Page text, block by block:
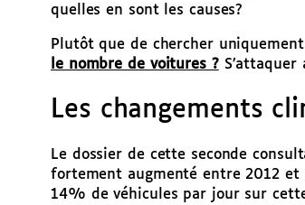
quelles en sont les causes?
Plutôt que de chercher
le nombre de voitures ?S’attaquer
Les changements
Le dossier de cette seconde
fortement augmenté entre 2012 et
14% de véhicules par jour sur